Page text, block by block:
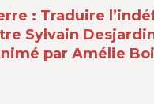
: Traduire
Sylvain
par Amélie